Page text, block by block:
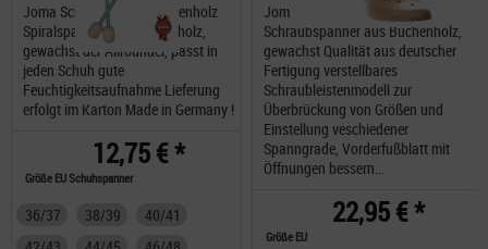
Joma Schuhspanner Buchenholz
Spiralspanner aus Buchenholz,
gewachst der Allrounder, passt in
jeden Schuh gute
Feuchtigkeitsaufnahme Lieferung
erfolgt im Karton Made in Germany !
12,75 € *
Größe EU Schuhspanner
36/37 38/39
40/41
Joma Holzschraubspanner
Schraubspanner aus Buchenholz,
gewachst Qualität aus deutscher
Fertigung verstellbares
Schraubleistenmodell zur
Überbrückung von Größen und
Einstellung veschiedener
Spanngrade, Vorderfußblatt mit
Öffnungen bessern...
22,95 € *
Größe EU